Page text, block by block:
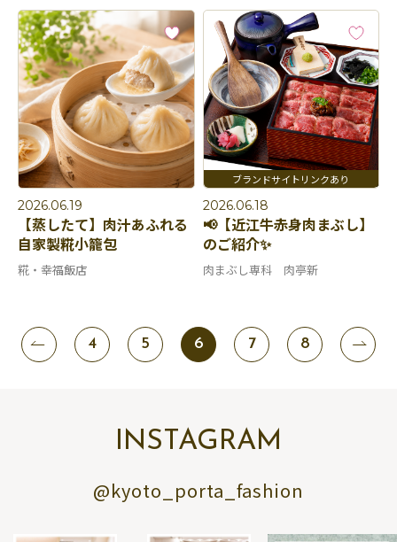
2026.06.19
【蒸したて】肉汁あふれる
自家製糀小籠包
糀・幸福飯店
2026.06.18
📢【近江牛赤身肉まぶし】
のご紹介✨
肉まぶし専科 肉亭新
4 5 6 7 8
INSTAGRAM
@kyoto_porta_fashion